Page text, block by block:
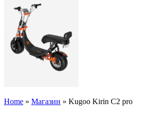
Home » Магазин » Kugoo Kirin C2 pro